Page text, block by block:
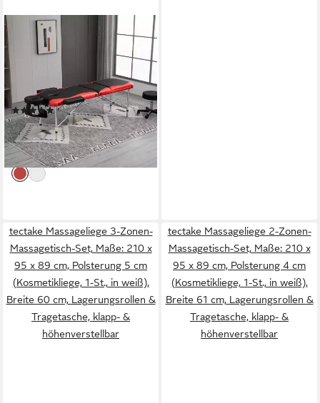
HOMCOM
Massageliege Massagebett
tragbar inkl. Zubehör
Massagebank bis 225 kg
Belast (Massageliegen, 1-St.,
Massagetisch), Schwarz+Rot
215 x 81 x 61-84 cm
(1)
109,90 € UVP202,90 €
-46%
lieferbar - in 2-3 Werktagen bei dir
tectake Massageliege 3-Zonen-
Massagetisch-Set, Maße: 210 x
95 x 89 cm, Polsterung 5 cm
(Kosmetikliege, 1-St., in weiß),
Breite 60 cm, Lagerungsrollen &
Tragetasche, klapp- &
höhenverstellbar
tectake Massageliege 2-Zonen-
Massagetisch-Set, Maße: 210 x
95 x 89 cm, Polsterung 4 cm
(Kosmetikliege, 1-St., in weiß),
Breite 61 cm, Lagerungsrollen &
Tragetasche, klapp- &
höhenverstellbar